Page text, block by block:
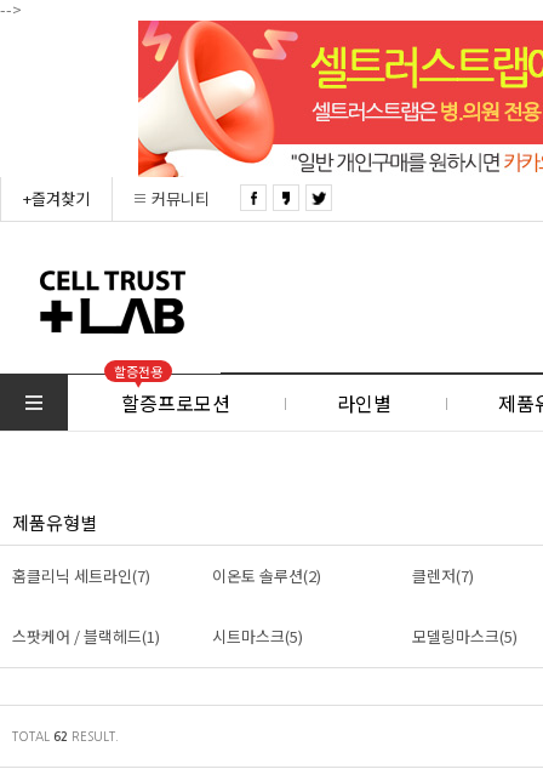
-->
+즐겨찾기 커뮤니티
할증전용
할증프로모션 라인별 제품
제품유형별
홈클리닉 세트라인(7) 이온토 솔루션(2) 클렌저(7)
스팟케어 / 블랙헤드(1) 시트마스크(5) 모델링마스크(5)
TOTAL 62 RESULT.